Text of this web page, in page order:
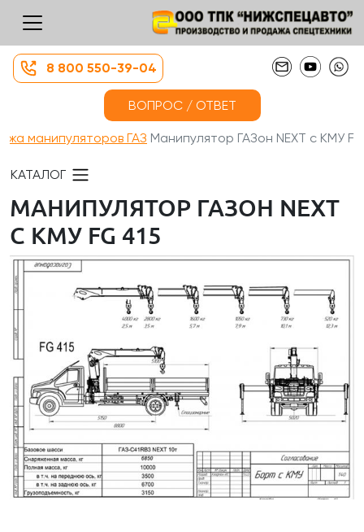
8 800 550-39-04
ВОПРОС / ОТВЕТ
манипуляторов ГАЗ Манипулятор ГАЗон NEXT с КМУ F...
КАТАЛОГ
МАНИПУЛЯТОР ГАЗОН NEXT
С КМУ FG 415